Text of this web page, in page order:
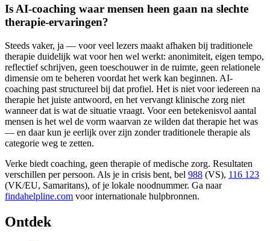
Is AI-coaching waar mensen heen gaan na slechte
therapie-ervaringen?
Steeds vaker, ja — voor veel lezers maakt afhaken bij traditionele
therapie duidelijk wat voor hen wel werkt: anonimiteit, eigen tempo,
reflectief schrijven, geen toeschouwer in de ruimte, geen relationele
dimensie om te beheren voordat het werk kan beginnen. AI-
coaching past structureel bij dat profiel. Het is niet voor iedereen na
therapie het juiste antwoord, en het vervangt klinische zorg niet
wanneer dat is wat de situatie vraagt. Voor een betekenisvol aantal
mensen is het wel de vorm waarvan ze wilden dat therapie het was
— en daar kun je eerlijk over zijn zonder traditionele therapie als
categorie weg te zetten.
Verke biedt coaching, geen therapie of medische zorg. Resultaten
verschillen per persoon. Als je in crisis bent, bel 988 (VS), 116 123
(VK/EU, Samaritans), of je lokale noodnummer. Ga naar
findahelpline.com voor internationale hulpbronnen.
Ontdek